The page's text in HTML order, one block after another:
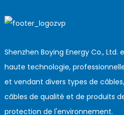
Shenzhen Boying Energy Co.,
haute technologie,
et vendant divers types de
câbles de qualité et de produits
protection de l'environnement.